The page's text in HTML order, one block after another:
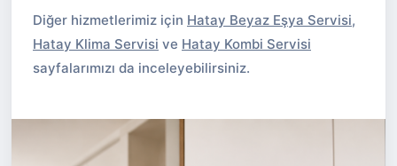
Diğer hizmetlerimiz için Hatay Beyaz Eşya Servisi,
Hatay Klima Servisi ve Hatay Kombi Servisi
sayfalarımızı da inceleyebilirsiniz.